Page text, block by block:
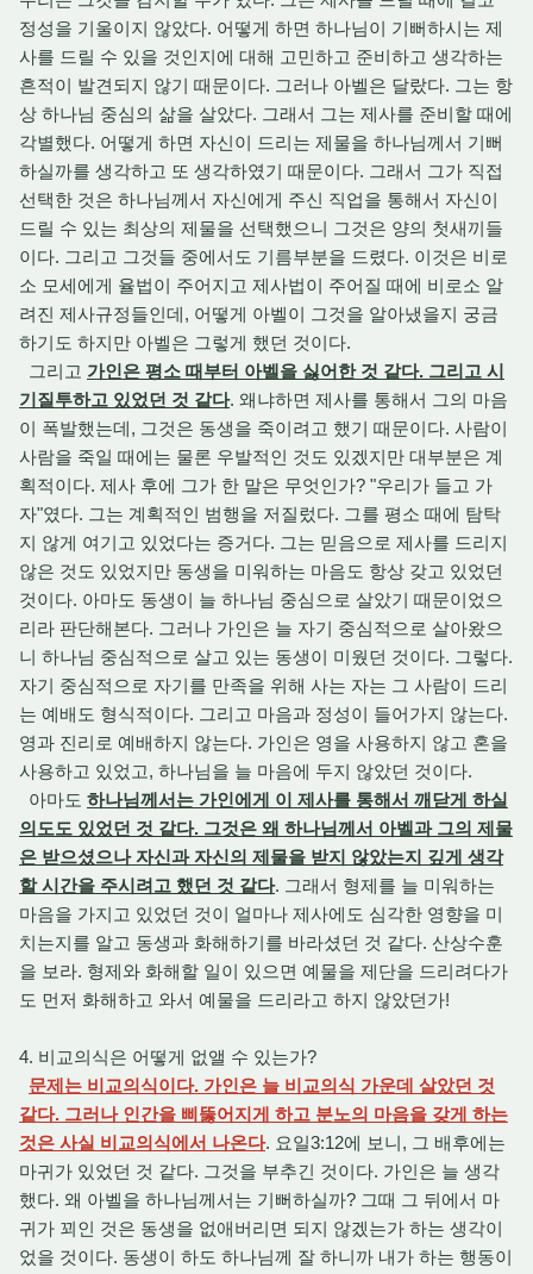
정성을 기울이지 않았다. 어떻게 하면 하나님이 기뻐하시는 제
사를 드릴 수 있을 것인지에 대해 고민하고 준비하고 생각하는
흔적이 발견되지 않기 때문이다. 그러나 아벨은 달랐다. 그는 항
상 하나님 중심의 삶을 살았다. 그래서 그는 제사를 준비할 때에
각별했다. 어떻게 하면 자신이 드리는 제물을 하나님께서 기뻐
하실까를 생각하고 또 생각하였기 때문이다. 그래서 그가 직접
선택한 것은 하나님께서 자신에게 주신 직업을 통해서 자신이
드릴 수 있는 최상의 제물을 선택했으니 그것은 양의 첫새끼들
이다. 그리고 그것들 중에서도 기름부분을 드렸다. 이것은 비로
소 모세에게 율법이 주어지고 제사법이 주어질 때에 비로소 알
려진 제사규정들인데, 어떻게 아벨이 그것을 알아냈을지 궁금
하기도 하지만 아벨은 그렇게 했던 것이다.
그리고 가인은 평소 때부터 아벨을 싫어한 것 같다. 그리고 시
기질투하고 있었던 것 같다. 왜냐하면 제사를 통해서 그의 마음
이 폭발했는데, 그것은 동생을 죽이려고 했기 때문이다. 사람이
사람을 죽일 때에는 물론 우발적인 것도 있겠지만 대부분은 계
획적이다. 제사 후에 그가 한 말은 무엇인가? "우리가 들고 가
자"였다. 그는 계획적인 범행을 저질렀다. 그를 평소 때에 탐탁
지 않게 여기고 있었다는 증거다. 그는 믿음으로 제사를 드리지
않은 것도 있었지만 동생을 미워하는 마음도 항상 갖고 있었던
것이다. 아마도 동생이 늘 하나님 중심으로 살았기 때문이었으
리라 판단해본다. 그러나 가인은 늘 자기 중심적으로 살아왔으
니 하나님 중심적으로 살고 있는 동생이 미웠던 것이다. 그렇다.
자기 중심적으로 자기를 만족을 위해 사는 자는 그 사람이 드리
는 예배도 형식적이다. 그리고 마음과 정성이 들어가지 않는다.
영과 진리로 예배하지 않는다. 가인은 영을 사용하지 않고 혼을
사용하고 있었고, 하나님을 늘 마음에 두지 않았던 것이다.
아마도 하나님께서는 가인에게 이 제사를 통해서 깨닫게 하실
의도도 있었던 것 같다. 그것은 왜 하나님께서 아벨과 그의 제물
은 받으셨으나 자신과 자신의 제물을 받지 않았는지 깊게 생각
할 시간을 주시려고 했던 것 같다. 그래서 형제를 늘 미워하는
마음을 가지고 있었던 것이 얼마나 제사에도 심각한 영향을 미
치는지를 알고 동생과 화해하기를 바라셨던 것 같다. 산상수훈
을 보라. 형제와 화해할 일이 있으면 예물을 제단을 드리려다가
도 먼저 화해하고 와서 예물을 드리라고 하지 않았던가!
4. 비교의식은 어떻게 없앨 수 있는가?
문제는 비교의식이다. 가인은 늘 비교의식 가운데 살았던 것
같다. 그러나 인간을 삐뚫어지게 하고 분노의 마음을 갖게 하는
것은 사실 비교의식에서 나온다. 요일3:12에 보니, 그 배후에는
마귀가 있었던 것 같다. 그것을 부추긴 것이다. 가인은 늘 생각
했다. 왜 아벨을 하나님께서는 기뻐하실까? 그때 그 뒤에서 마
귀가 꾀인 것은 동생을 없애버리면 되지 않겠는가 하는 생각이
었을 것이다. 동생이 하도 하나님께 잘 하니까 내가 하는 행동이